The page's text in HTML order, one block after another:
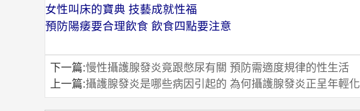
女性叫床的寶典 技藝成就性福
預防陽痿要合理飲食 飲食四點要注意
下一篇:慢性攝護腺發炎竟跟憋尿有關 預防需適度規律的性生活
上一篇:攝護腺發炎是哪些病因引起的 為何攝護腺發炎正呈年輕化